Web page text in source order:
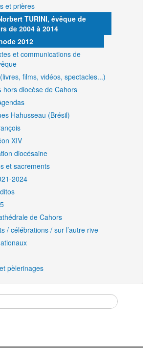
et prières
TURINI, évêque de
de 2004 à 2014
2012
et communications de
films, vidéos, spectacles...)
hors diocèse de Cahors
Hahusseau (Brésil)
XIV
diocésaine
et sacrements
2024
de Cahors
/ célébrations / sur l’autre rive
pèlerinages